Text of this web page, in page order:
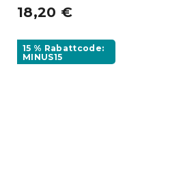
18,20 €
15 % Rabattcode:
MINUS15